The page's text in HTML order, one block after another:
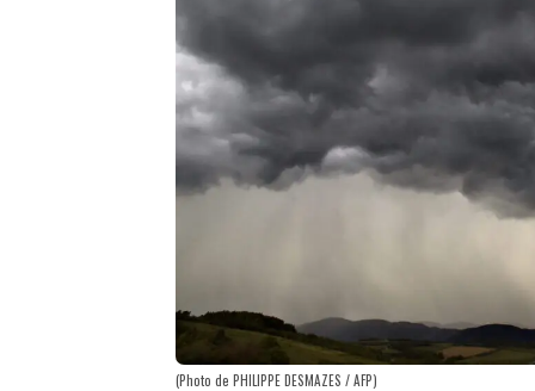
(Photo de PHILIPPE DESMAZES / AFP)